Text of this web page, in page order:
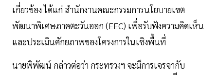
เกี่ยวข้อง ได้แก่ สำนักงานคณะกรรมการนโยบายเขต
พัฒนาพิเศษภาคตะวันออก (EEC) เพื่อรับฟังความคิดเห็น
และประเมินศักยภาพของโครงการในเชิงพื้นที่
นายพิพัฒน์ กล่าวต่อว่า กระทรวงฯ จะมีการเจรจากับ